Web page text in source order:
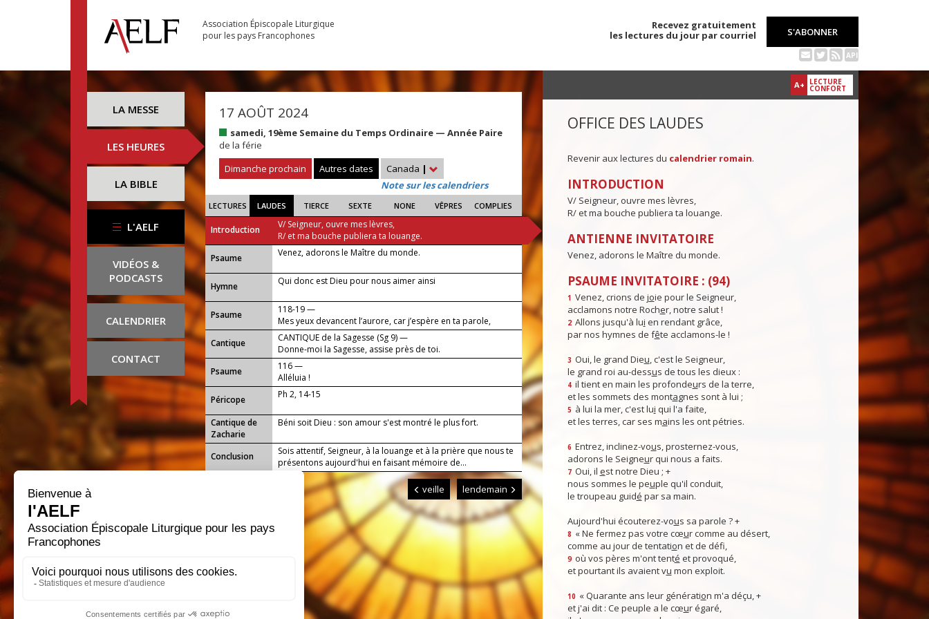
Association Épiscopale Liturgique
pour les pays Francophones
Recevez gratuitement
les lectures du jour par courriel
S'ABONNER
API
LA MESSE
LES HEURES
LA BIBLE
L'AELF
VIDÉOS &
PODCASTS
CALENDRIER
CONTACT
17 AOÛT 2024
samedi, 19ème Semaine du Temps Ordinaire — Année Paire
de la férie
Dimanche prochain
Autres dates Canada |
Note sur les calendriers
LECTURES LAUDES TIERCE SEXTE NONE VÊPRES COMPLIES
Introduction
V/ Seigneur, ouvre mes lèvres,
R/ et ma bouche publiera ta louange.
Psaume
Venez, adorons le Maître du monde.
Hymne Qui donc est Dieu pour nous aimer ainsi
Psaume
118-19 —
Mes yeux devancent l’aurore, car j’espère en ta parole,
Seigneur.
Cantique
CANTIQUE de la Sagesse (Sg 9) —
Donne-moi la Sagesse, assise près de toi.
Psaume
116 —
Alléluia !
Péricope
Ph 2, 14-15
Cantique de
Zacharie
Béni soit Dieu : son amour s'est montré le plus fort.
Conclusion
Sois attentif, Seigneur, à la louange et à la prière que nous te
présentons aujourd'hui en faisant mémoire de...
veille lendemain
A+ LECTURE
CONFORT
OFFICE DES LAUDES
Revenir aux lectures du calendrier romain.
INTRODUCTION
V/ Seigneur, ouvre mes lèvres,
R/ et ma bouche publiera ta louange.
ANTIENNE INVITATOIRE
Venez, adorons le Maître du monde.
PSAUME INVITATOIRE : (94)
1 Venez, crions de joie pour le Seigneur,
acclamons notre Rocher, notre salut !
2 Allons jusqu'à lui en rendant grâce,
par nos hymnes de fête acclamons-le !
3 Oui, le grand Dieu, c'est le Seigneur,
le grand roi au-dessus de tous les dieux :
4 il tient en main les profondeurs de la terre,
et les sommets des montagnes sont à lui ;
5 à lui la mer, c'est lui qui l'a faite,
et les terres, car ses mains les ont pétries.
6 Entrez, inclinez-vous, prosternez-vous,
adorons le Seigneur qui nous a faits.
7 Oui, il est notre Dieu ; +
nous sommes le peuple qu'il conduit,
le troupeau guidé par sa main.
Aujourd'hui écouterez-vous sa parole ? +
8 « Ne fermez pas votre cœur comme au désert,
comme au jour de tentation et de défi,
9 où vos pères m'ont tenté et provoqué,
et pourtant ils avaient vu mon exploit.
10 « Quarante ans leur génération m'a déçu, +
et j'ai dit : Ce peuple a le cœur égaré,